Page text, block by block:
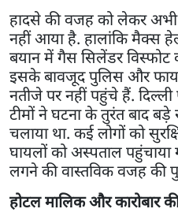
हादसे की वजह को लेकर अभी
नहीं आया है. हालांकि मैक्स
बयान में गैस सिलेंडर
इसके बावजूद पुलिस और
नतीजे पर नहीं पहुंचे हैं.
टीमों ने घटना के तुरंत बाद
चलाया था. कई लोगों को
घायलों को अस्पताल
लगने की वास्तविक वजह की
होटल मालिक और कारोबार